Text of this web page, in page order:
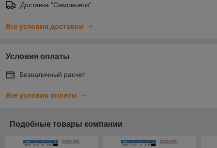
Доставка "Самовывоз"
Все условия доставки
Условия оплаты
Безналичный расчет
Все условия оплаты
Подобные товары компании